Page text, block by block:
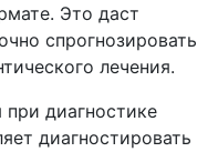
Это даст
спрогнозировать
лечения.
диагностике
диагностировать